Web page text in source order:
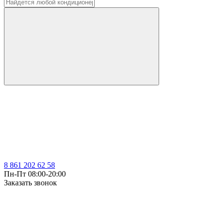
8 861 202 62 58
Пн-Пт 08:00-20:00
Заказать звонок